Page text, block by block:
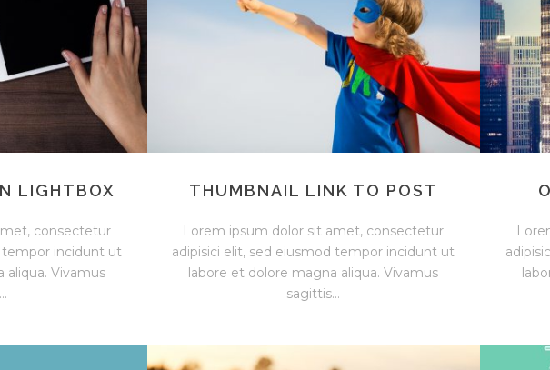
LIGHTBOX
consectetur
tempor incidunt ut
aliqua. Vivamus
THUMBNAIL LINK TO POST
Lorem ipsum dolor sit amet, consectetur
adipisici elit, sed eiusmod tempor incidunt ut
labore et dolore magna aliqua. Vivamus
sagittis...